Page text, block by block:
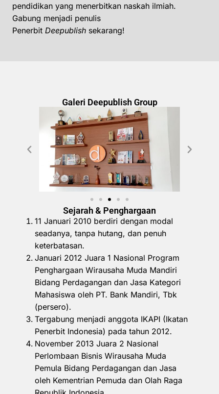
pendidikan yang menerbitkan naskah ilmiah.
Gabung menjadi penulis
Penerbit Deepublish sekarang!
Galeri Deepublish Group
Sejarah & Penghargaan
11 Januari 2010 berdiri dengan modal
seadanya, tanpa hutang, dan penuh
keterbatasan.
Januari 2012 Juara 1 Nasional Program
Penghargaan Wirausaha Muda Mandiri
Bidang Perdagangan dan Jasa Kategori
Mahasiswa oleh PT. Bank Mandiri, Tbk
(persero).
Tergabung menjadi anggota IKAPI (Ikatan
Penerbit Indonesia) pada tahun 2012.
November 2013 Juara 2 Nasional
Perlombaan Bisnis Wirausaha Muda
Pemula Bidang Perdagangan dan Jasa
oleh Kementrian Pemuda dan Olah Raga